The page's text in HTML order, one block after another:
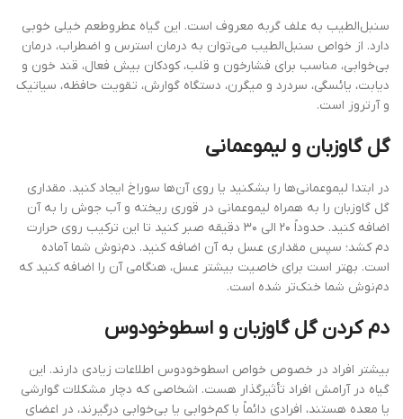
سنبل‌الطیب به علف گربه معروف است. این گیاه عطروطعم خیلی خوبی
دارد. از خواص سنبل‌الطیب می‌توان به درمان استرس و اضطراب، درمان
بی‌خوابی، مناسب برای فشارخون و قلب، کودکان بیش فعال، قند خون و
دیابت، یائسگی، سردرد و میگرن، دستگاه گوارش، تقویت حافظه، سیاتیک
و آرتروز است.
گل گاوزبان و لیموعمانی
در ابتدا لیموعمانی‌ها را بشکنید یا روی آن‌ها سوراخ ایجاد کنید. مقداری
گل گاوزبان را به همراه لیموعمانی در قوری ریخته و آب جوش را به آن
اضافه کنید. حدوداً ۲۰ الی ۳۰ دقیقه صبر کنید تا این ترکیب روی حرارت
دم کشد؛ سپس مقداری عسل به آن اضافه کنید. دم‌نوش شما آماده
است. بهتر است برای خاصیت بیشتر عسل، هنگامی آن را اضافه کنید که
دم‌نوش شما خنک‌تر شده است.
دم کردن گل گاوزبان و اسطوخودوس
بیشتر افراد در خصوص خواص اسطوخودوس اطلاعات زیادی دارند. این
گیاه در آرامش افراد تأثیرگذار هست. اشخاصی که دچار مشکلات گوارشی
یا معده هستند، افرادی دائماً با کم‌خوابی یا بی‌خوابی درگیرند، در اعضای